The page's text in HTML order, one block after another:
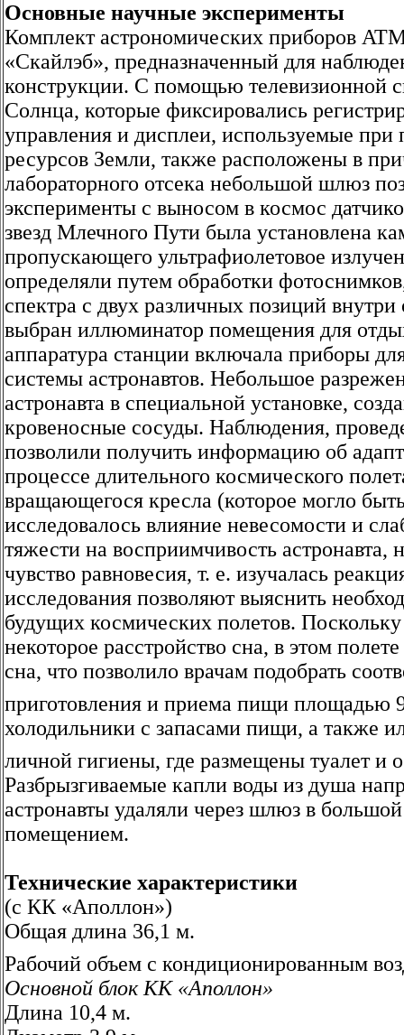
Основные научные эксперименты
Комплект астрономических приборов
«Скайлэб», предназначенный для
конструкции. С помощью телевизионной
Солнца, которые фиксировались
управления и дисплеи, используемые
ресурсов Земли, также расположены в
лабораторного отсека небольшой шлюз
эксперименты с выносом в космос
звезд Млечного Пути была установлена
пропускающего ультрафиолетовое
определяли путем обработки
спектра с двух различных позиций
выбран иллюминатор помещения для
аппаратура станции включала приборы
системы астронавтов. Небольшое
астронавта в специальной установке,
кровеносные сосуды. Наблюдения,
позволили получить информацию об
процессе длительного космического
вращающегося кресла (которое могло
исследовалось влияние невесомости и
тяжести на восприимчивость
чувство равновесия, т. е. изучалась
исследования позволяют выяснить
будущих космических полетов.
некоторое расстройство сна, в этом
сна, что позволило врачам подобрать
приготовления и приема пищи площадью
холодильники с запасами пищи, а также
личной гигиены, где размещены туалет и
Разбрызгиваемые капли воды из душа
астронавты удаляли через шлюз в
помещением.
Технические характеристики
(с КК «Аполлон»)
Общая длина 36,1 м.
Рабочий объем с кондиционированным
Основной блок КК «Аполлон»
Длина 10,4 м.